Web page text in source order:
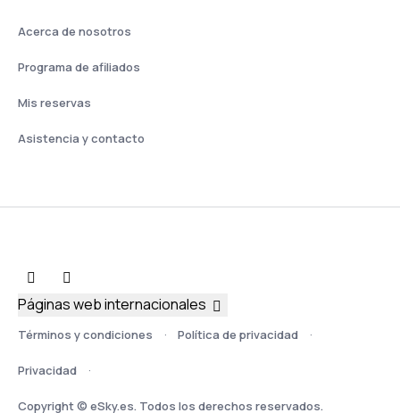
Acerca de nosotros
Programa de afiliados
Mis reservas
Asistencia y contacto
Términos y condiciones Política de privacidad
Privacidad
Copyright © eSky.es. Todos los derechos reservados.
Páginas web internacionales